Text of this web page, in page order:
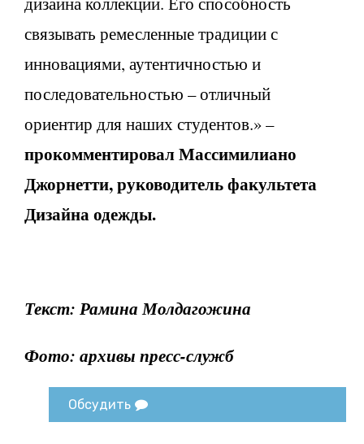
связывать ремесленные традиции с
инновациями, аутентичностью и
последовательностью – отличный
ориентир для наших студентов.» –
прокомментировал Массимилиано
Джорнетти, руководитель факультета
Дизайна одежды.
Текст: Рамина Молдагожина
Фото: архивы пресс-служб
Обсудить